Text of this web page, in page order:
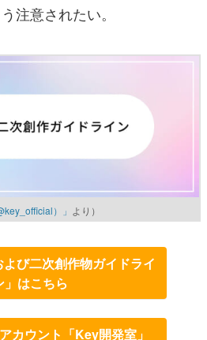
注意されたい。
）」 より）
よび二次創作物ガイドライ
」はこちら
カウント「Key開発室」